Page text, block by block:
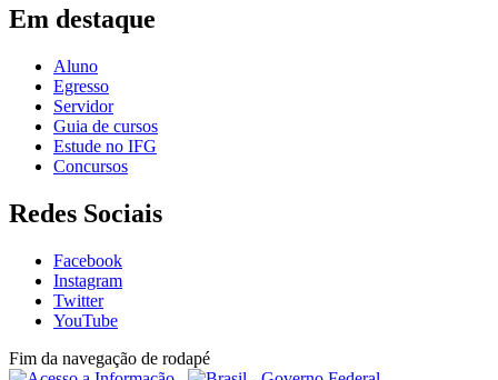
Em destaque
Aluno
Egresso
Servidor
Guia de cursos
Estude no IFG
Concursos
Redes Sociais
Facebook
Instagram
Twitter
YouTube
Fim da navegação de rodapé